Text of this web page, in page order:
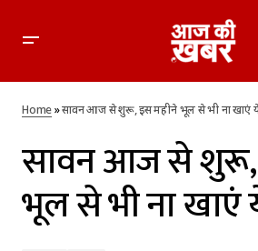
सावन आज से शुरू, इस महीने भूल से भी
Home»सावन आज से शुरू, इस महीने भूल से भी ना खाएं
सावन आज से शुरू,
भूल से भी ना खाएं